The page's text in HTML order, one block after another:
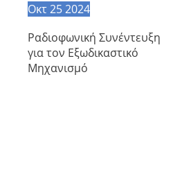
Οκτ252024
Ραδιοφωνική Συνέντευξη
για τον Εξωδικαστικό
Μηχανισμό